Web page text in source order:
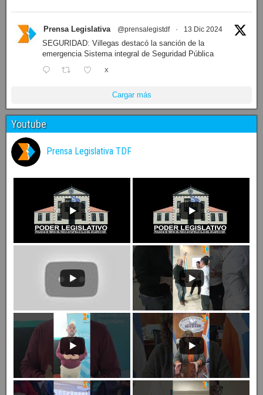
Prensa Legislativa @prensalegistdf · 13 Dic 2024
SEGURIDAD: Villegas destacó la sanción de la
emergencia Sistema integral de Seguridad Pública
X
Cargar más
Youtube
Prensa Legislativa TDF